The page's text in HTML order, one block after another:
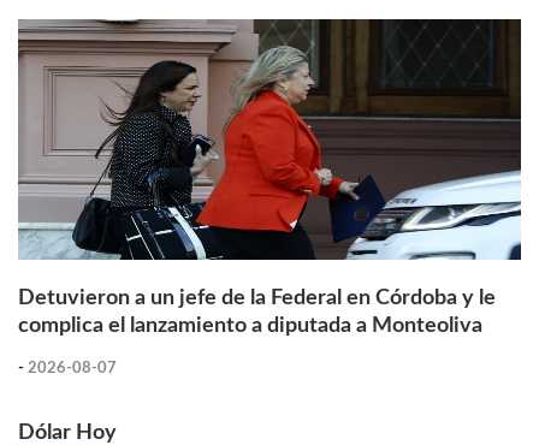
Detuvieron a un jefe de la Federal en Córdoba y le
complica el lanzamiento a diputada a Monteoliva
- 2026-08-07
Dólar Hoy